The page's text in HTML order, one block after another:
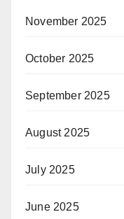
November 2025
October 2025
September 2025
August 2025
July 2025
June 2025